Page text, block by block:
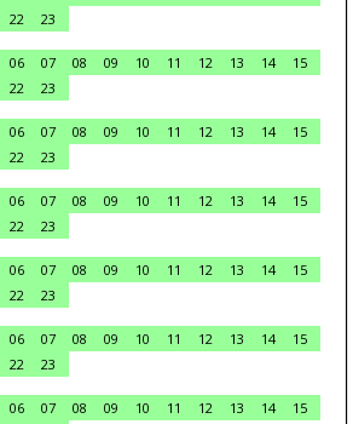
22
23
06 07 08 09 10 11 12 13 14
15
22
23
06 07 08 09 10 11 12 13 14
15
22
23
06 07 08 09 10 11 12 13 14
15
22
23
06 07 08 09 10 11 12 13 14
15
22
23
06 07 08 09 10 11 12 13 14
15
22
23
06 07 08 09 10 11 12 13 14
15